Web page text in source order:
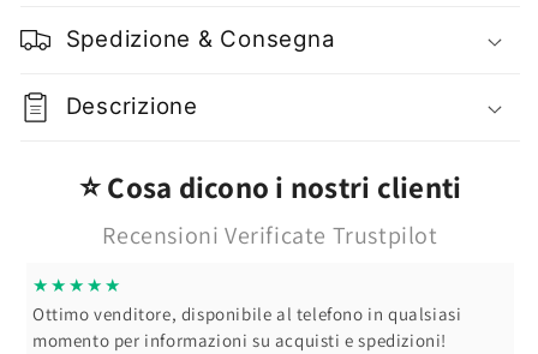
e
Punta
e
Punta
Spedizione & Consegna
Descrizione
⭐ Cosa dicono i nostri clienti
Recensioni Verificate Trustpilot
★★★★★
Ottimo venditore, disponibile al telefono in qualsiasi
momento per informazioni su acquisti e spedizioni!